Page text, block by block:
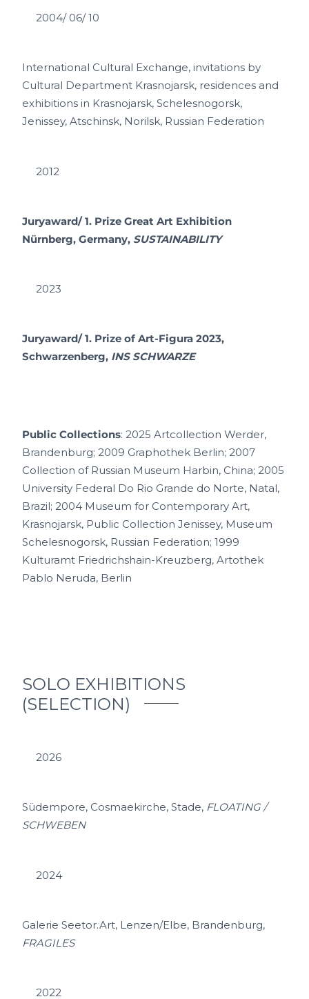
2004/ 06/ 10
International Cultural Exchange, invitations by
Cultural Department Krasnojarsk, residences and
exhibitions in Krasnojarsk, Schelesnogorsk,
Jenissey, Atschinsk, Norilsk, Russian Federation
2012
Juryaward/ 1. Prize Great Art Exhibition
Nürnberg, Germany, SUSTAINABILITY
2023
Juryaward/ 1. Prize of Art-Figura 2023,
Schwarzenberg, INS SCHWARZE
Public Collections: 2025 Artcollection Werder,
Brandenburg; 2009 Graphothek Berlin; 2007
Collection of Russian Museum Harbin, China;2005
University Federal Do Rio Grande do Norte, Natal,
Brazil; 2004 Museum for Contemporary Art,
Krasnojarsk, Public Collection Jenissey, Museum
Schelesnogorsk, Russian Federation;1999
Kulturamt Friedrichshain-Kreuzberg, Artothek
Pablo Neruda, Berlin
SOLO EXHIBITIONS
(SELECTION)
2026
Südempore, Cosmaekirche, Stade, FLOATING /
SCHWEBEN
2024
Galerie Seetor.Art, Lenzen/Elbe, Brandenburg,
FRAGILES
2022